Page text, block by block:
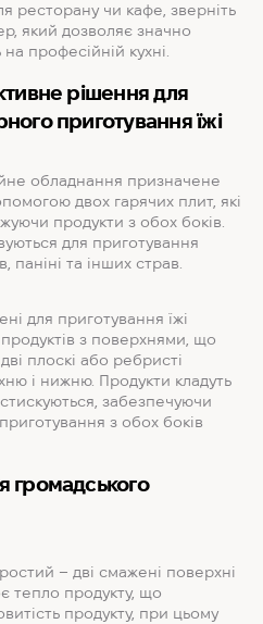
ресторану чи кафе, зверніть
який дозволяє значно
професійній кухні.
рішення для
приготування їжі
обладнання призначене
двох гарячих плит, які
продукти з обох боків.
для приготування
паніні та інших страв.
для приготування їжі
з поверхнями, що
плоскі або ребристі
і нижню. Продукти кладуть
забезпечуючи
з обох боків
громадського
– дві смажені поверхні
тепло продукту, що
продукту, при цьому